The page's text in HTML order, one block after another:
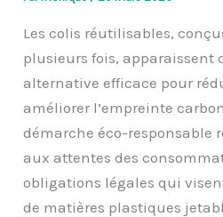
Les colis réutilisables,
plusieurs fois, apparaissent
alternative efficace pour
améliorer l’empreinte
démarche éco-responsable
aux attentes des
obligations légales qui
de matières plastiques